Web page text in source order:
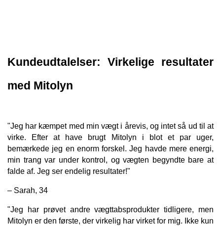
Kundeudtalelser: Virkelige resultater
med Mitolyn
"Jeg har kæmpet med min vægt i årevis, og intet så ud til at
virke. Efter at have brugt Mitolyn i blot et par uger,
bemærkede jeg en enorm forskel. Jeg havde mere energi,
min trang var under kontrol, og vægten begyndte bare at
falde af. Jeg ser endelig resultater!"
– Sarah, 34
"Jeg har prøvet andre vægttabsprodukter tidligere, men
Mitolyn er den første, der virkelig har virket for mig. Ikke kun